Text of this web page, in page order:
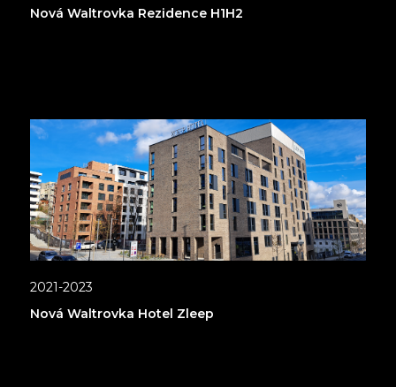
Nová Waltrovka Rezidence H1H2
2021-2023
Nová Waltrovka Hotel Zleep